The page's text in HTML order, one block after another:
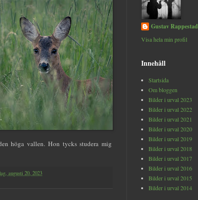
höga vallen. Hon tycks studera mig
augusti 20, 2023
Gustav Rappestad
Visa hela min profil
Innehåll
Startsida
Om bloggen
Bilder i urval 2023
Bilder i urval 2022
Bilder i urval 2021
Bilder i urval 2020
Bilder i urval 2019
Bilder i urval 2018
Bilder i urval 2017
Bilder i urval 2016
Bilder i urval 2015
Bilder i urval 2014